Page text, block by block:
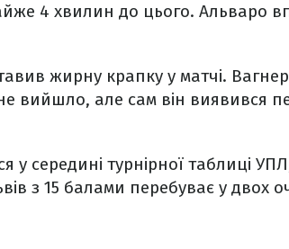
4 хвилин до цього. Альваро
жирну крапку у матчі.
вийшло, але сам він виявився
у середині турнірної таблиці
з 15 балами перебуває у двох